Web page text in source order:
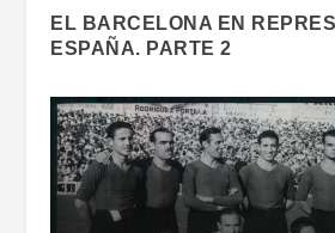
EL BARCELONA EN
ESPAÑA. PARTE 2